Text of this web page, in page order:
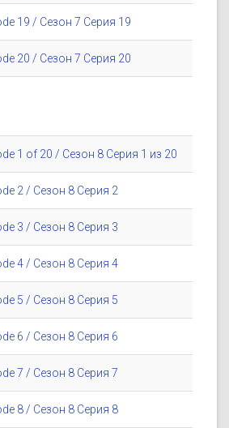
19 / Сезон 7 Серия 19
20 / Сезон 7 Серия 20
1 of 20 / Сезон 8 Серия 1 из 20
2 / Сезон 8 Серия 2
3 / Сезон 8 Серия 3
4 / Сезон 8 Серия 4
5 / Сезон 8 Серия 5
6 / Сезон 8 Серия 6
7 / Сезон 8 Серия 7
8 / Сезон 8 Серия 8